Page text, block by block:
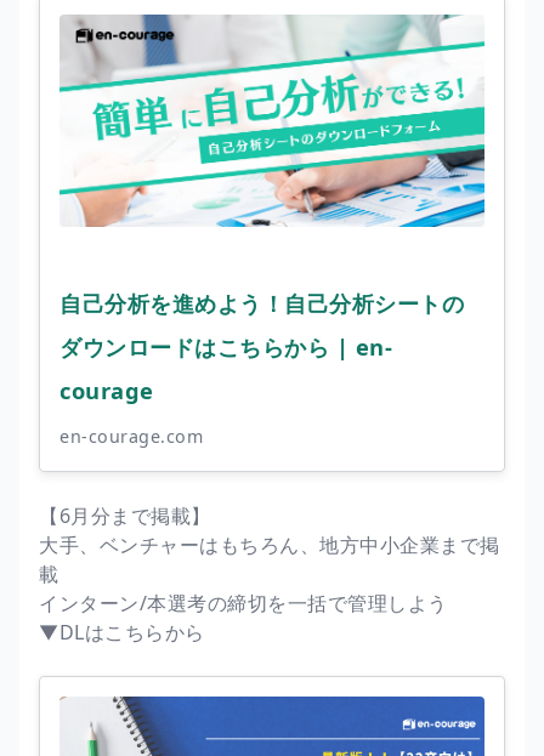
自己分析を進めよう！自己分析シートの
ダウンロードはこちらから | en-
courage
en-courage.com
【6月分まで掲載】
大手、ベンチャーはもちろん、地方中小企業まで掲
載
インターン/本選考の締切を一括で管理しよう
▼DLはこちらから